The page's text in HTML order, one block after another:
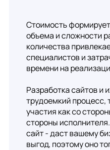
Стоимость
объема и сложности
количества
специалистов и
времени на
Разработка сайтов и
трудоемкий процесс,
участия как со
стороны
сайт - даст вашему
выгод, поэтому оно